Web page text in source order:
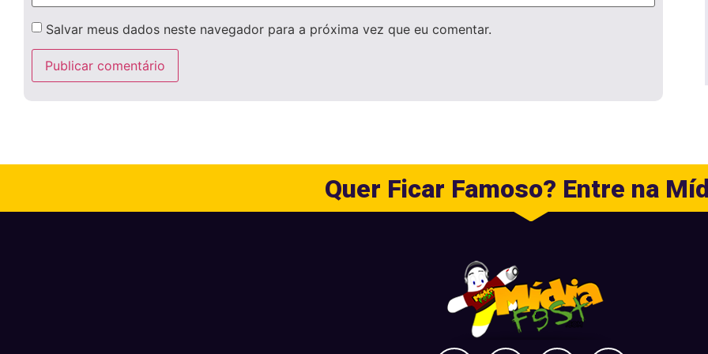
Salvar meus dados neste navegador para a próxima vez que eu comentar.
Quer Ficar Famoso? Entre na